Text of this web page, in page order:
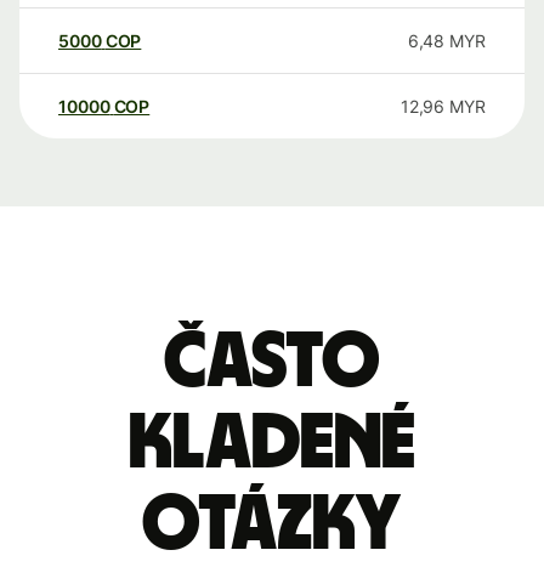
5000COP 6,48 MYR
10000 COP 12,96 MYR
Často
kladené
otázky